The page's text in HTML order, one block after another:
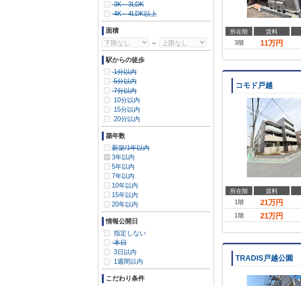
所在階 賃料
3階
11万円
コモド戸越
所在階 賃料
1階
21万円
1階
21万円
TRADIS戸越公園
3K～3LDK
4K～4LDK以上
面積
～
駅からの徒歩
1分以内
5分以内
7分以内
10分以内
15分以内
20分以内
築年数
新築/1年以内
3年以内
5年以内
7年以内
10年以内
15年以内
20年以内
情報公開日
指定しない
本日
3日以内
1週間以内
こだわり条件